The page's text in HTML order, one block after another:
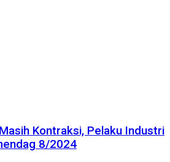
Kontraksi, Pelaku Industri
8/2024